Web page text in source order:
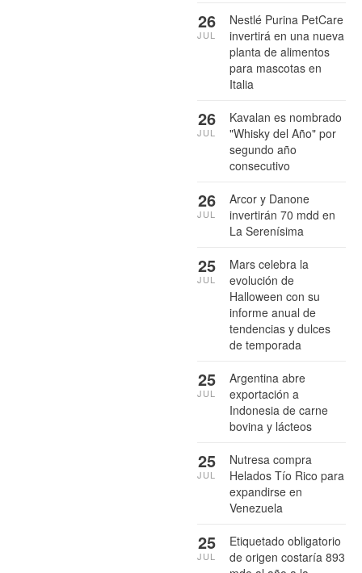
Nestlé Purina PetCare
invertirá en una nueva
planta de alimentos
para mascotas en
Italia
26
JUL
Kavalan es nombrado
"Whisky del Año" por
segundo año
consecutivo
26
JUL
Arcor y Danone
invertirán 70 mdd en
La Serenísima
26
JUL
Mars celebra la
evolución de
Halloween con su
informe anual de
tendencias y dulces
de temporada
25
JUL
Argentina abre
exportación a
Indonesia de carne
bovina y lácteos
25
JUL
Nutresa compra
Helados Tío Rico para
expandirse en
Venezuela
25
JUL
Etiquetado obligatorio
de origen costaría 893
25
JUL